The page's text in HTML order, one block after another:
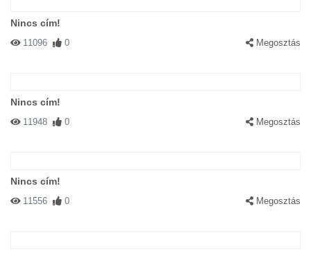
Nincs cím!
11096 0 Megosztás
Nincs cím!
11948 0 Megosztás
Nincs cím!
11556 0 Megosztás